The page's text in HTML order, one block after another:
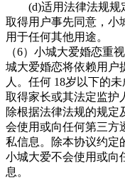
(d)适用法律法规规
取得用户事先同意， 小
用于任何其他用途。
（6） 小城大爱婚恋重
城大爱婚恋将依赖用户
人。任何 18岁以下的
取得家长或其法定监护
除根据法律法规的规定
会使用或向任何第三方
私信息。除本协议约定
小城大爱不会使用或向
息。